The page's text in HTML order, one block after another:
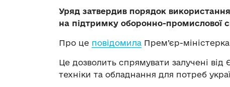
Уряд затвердив порядок
на підтримку оборонно-промислової
Про це повідомила Прем’єр-
Це дозволить спрямувати залучені від
техніки та обладнання для потреб